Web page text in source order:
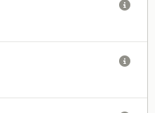

